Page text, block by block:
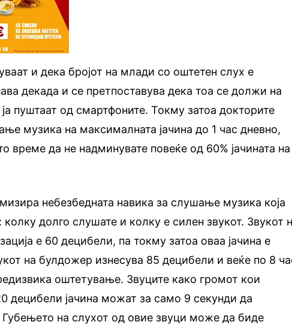
и дека бројот на млади со оштетен слух е
декада и се претпоставува дека тоа се должи на
пуштаат од смартфоните. Токму затоа докторите
музика на максималната јачина до 1 час дневно,
време да не надминувате повеќе од 60% јачината на
небезбедната навика за слушање музика која
долго слушате и колку е силен звукот. Звукот
е 60 децибели, па токму затоа оваа јачина е
на булдожер изнесува 85 децибели и веќе по 8
оштетување. Звуците како громот кои
децибели јачина можат за само 9 секунди да
Губењето на слухот од овие звуци може да биде